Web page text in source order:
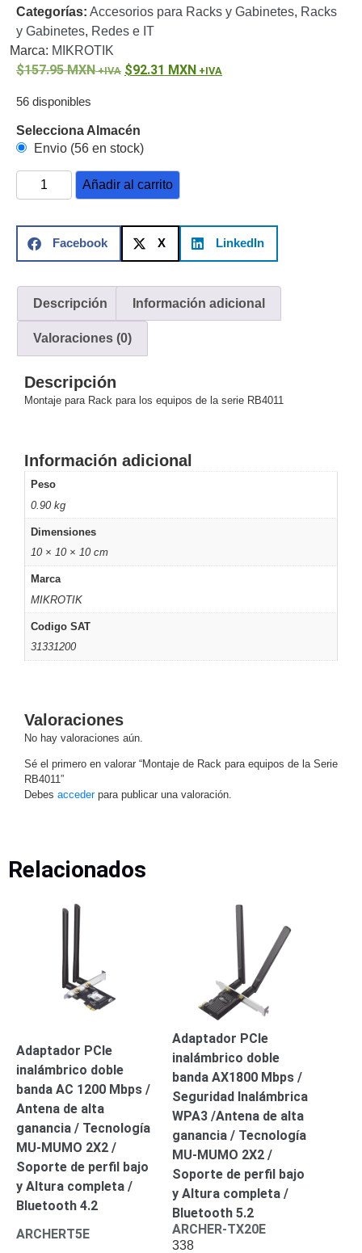
o
RefaccionesProbadores
de
VideoTransceptores
de Video
Conectores
Adaptador
a
RCA
Audio
VideoCable
Coaxial y
ConectoresCables
Armados -
CoaxialCategoría
5eFibra
ÓpticaPara
y
ElectricidadRG59
/ DVI /
IP y NVRs
Ambientes
Salinos
(Anticorrosión)AntiexplosiónBalaCodificadores
Decodificadores
de
Video
/ Eyeball /
HemisféricasLente
MotorizadoNVRs
Network
Video
RecordersOcultas
CajaPTZTérmicas
Inalámbricas
Cámaras
y DVRs
HD
TurboHD
/ AHD /
HD-TVI
SalinosAntiexplosión BalaDomo
/ Eyeball /
Turret EspecialesLente
Motorizado
-
PinholePTZVideograbadoras
Analógicas
- TurboHD
TVI / AHD
/ CVI
Categorías: Accesorios para Racks y Gabinetes, Racks
y Gabinetes, Redes e IT
Marca: MIKROTIK
157.95MXN 92.31 MXN
56 disponibles
Selecciona Almacén
Envio (56 en stock)
Añadir al carrito
Facebook X LinkedIn
Descripción Información adicional
Valoraciones (0)
Descripción
Montaje para Rack para los equipos de la serie RB4011
Información adicional
Peso
0.90 kg
Dimensiones
10 × 10 × 10 cm
Marca
MIKROTIK
Codigo SAT
31331200
Valoraciones
No hay valoraciones aún.
Sé el primero en valorar “Montaje de Rack para equipos de la Serie
RB4011”
Debes accederpara publicar una valoración.
Relacionados
Adaptador PCIe
inalámbrico doble
banda AC 1200 Mbps /
Antena de alta
ganancia / Tecnología
MU-MUMO 2X2 /
Soporte de perfil bajo
y Altura completa /
Bluetooth 4.2
ARCHERT5E
Adaptador PCIe
inalámbrico doble
banda AX1800 Mbps /
Seguridad Inalámbrica
WPA3 /Antena de alta
ganancia / Tecnología
MU-MUMO 2X2 /
Soporte de perfil bajo
y Altura completa /
Bluetooth 5.2
ARCHER-TX20E
338